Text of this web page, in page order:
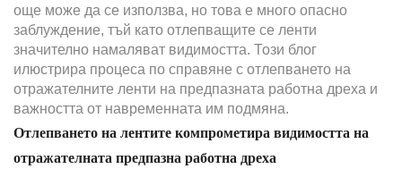
още може да се използва, но това е много опасно
заблуждение, тъй като отлепващите се ленти
значително намаляват видимостта. Този блог
илюстрира процеса по справяне с отлепването на
отражателните ленти на предпазната работна дреха и
важността от навременната им подмяна.
Отлепването на лентите компрометира видимостта на
отражателната предпазна работна дреха